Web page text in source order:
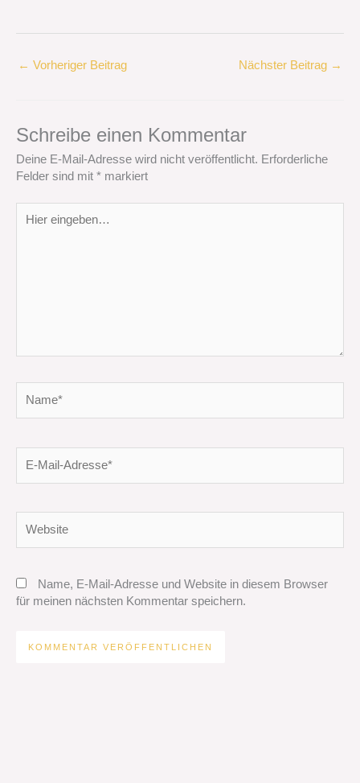
← Vorheriger Beitrag Nächster Beitrag →
Schreibe einen Kommentar
Deine E-Mail-Adresse wird nicht veröffentlicht. Erforderliche
Felder sind mit * markiert
eingeben…
Mail-
Name, E-Mail-Adresse und Website in diesem Browser
für meinen nächsten Kommentar speichern.